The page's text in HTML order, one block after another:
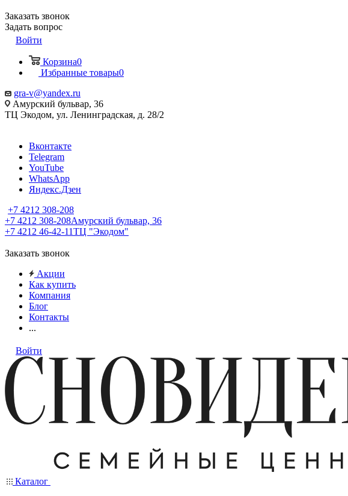
Заказать звонок
Задать вопрос
Войти
Корзина0
Избранные товары0
gra-v@yandex.ru
Амурский бульвар, 36
ТЦ Экодом, ул. Ленинградская, д. 28/2
Вконтакте
Telegram
YouTube
WhatsApp
Яндекс.Дзен
+7 4212 308-208
+7 4212 308-208Амурский бульвар, 36
+7 4212 46-42-11ТЦ "Экодом"
Заказать звонок
Акции
Как купить
Компания
Блог
Контакты
...
Войти
Каталог